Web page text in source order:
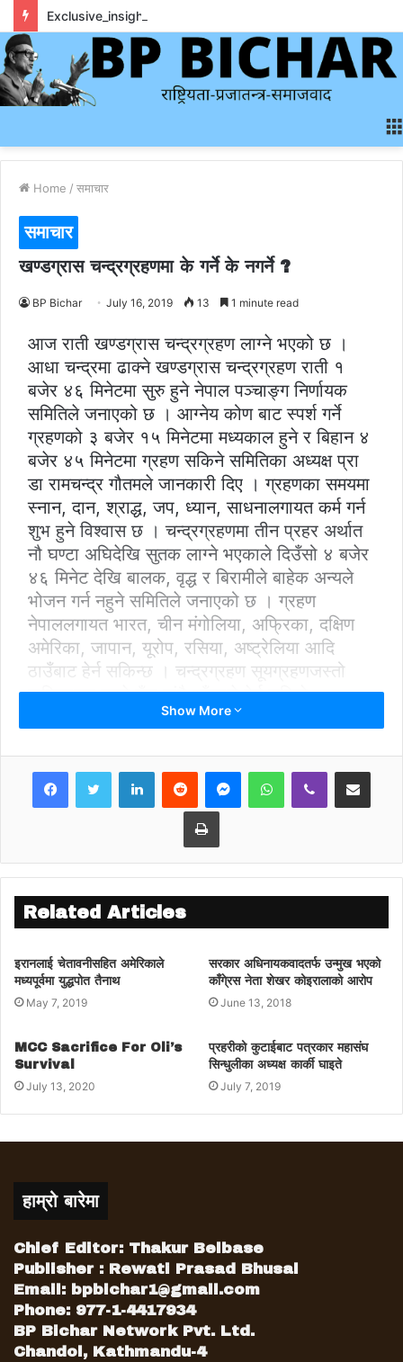
Home / समाचार
समाचार
खण्डग्रास चन्द्रग्रहणमा के गर्ने के नगर्ने ?
BP Bichar July 16, 2019 13 1 minute read
आज राती खण्डग्रास चन्द्रग्रहण लाग्ने भएको छ ।
आधा चन्द्रमा ढाक्ने खण्डग्रास चन्द्रग्रहण राती १
बजेर ४६ मिनेटमा सुरु हुने नेपाल पञ्चाङ्ग निर्णायक
समितिले जनाएको छ । आग्नेय कोण बाट स्पर्श गर्ने
ग्रहणको ३ बजेर १५ मिनेटमा मध्यकाल हुने र बिहान ४
बजेर ४५ मिनेटमा ग्रहण सकिने समितिका अध्यक्ष प्रा
डा रामचन्द्र गौतमले जानकारी दिए । ग्रहणका समयमा
स्नान, दान, श्राद्ध, जप, ध्यान, साधनालगायत कर्म गर्न
शुभ हुने विश्वास छ । चन्द्रग्रहणमा तीन प्रहर अर्थात
नौ घण्टा अघिदेखि सुतक लाग्ने भएकाले दिउँसो ४ बजेर
४६ मिनेट देखि बालक, वृद्ध र बिरामीले बाहेक अन्यले
भोजन गर्न नहुने समितिले जनाएको छ । ग्रहण
नेपाललगायत भारत, चीन मंगोलिया, अफ्रिका, दक्षिण
अमेरिका, जापान, यूरोप, रसिया, अष्ट्रेलिया आदि
ठाउँबाट हेर्न सकिन्छ । चन्द्रग्रहण सूयग्रहणजस्तो
हानिकारक नहुने हुँदा नांगै आँखाले हेर्न सकिने
खगोलशास्त्रीहरू बताएका छन ।
Show More
LinkedInReddit MessengerWhatsAppViber Share via Email
Print
Related Articles
इरानलाई चेतावनीसहित अमेरिकाले
मध्यपूर्वमा युद्धपोत तैनाथ
May 7, 2019
सरकार अधिनायकवादतर्फ उन्मुख भएको
काँगे्रस नेता शेखर कोइरालाको आरोप
June 13, 2018
MCC Sacrifice For Oli’s
Survival
July 13, 2020
प्रहरीको कुटाईबाट पत्रकार महासंघ
सिन्धुलीका अध्यक्ष कार्की घाइते
July 7, 2019
हाम्रो बारेमा
Chief Editor: Thakur Belbase
Publisher : Rewati Prasad Bhusal
Email: bpbichar1@gmail.com
Phone: 977-1-4417934
BP Bichar Network Pvt. Ltd.
Chandol, Kathmandu-4